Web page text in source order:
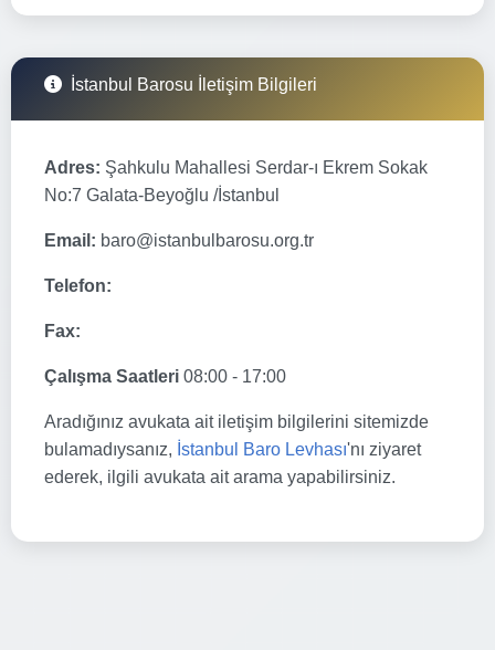
İstanbul Barosu İletişim Bilgileri
Adres: Şahkulu Mahallesi Serdar-ı Ekrem Sokak
No:7 Galata-Beyoğlu /İstanbul
Email: baro@istanbulbarosu.org.tr
Telefon:
Fax:
Çalışma Saatleri 08:00 - 17:00
Aradığınız avukata ait iletişim bilgilerini sitemizde
bulamadıysanız, İstanbul Baro Levhası'nı ziyaret
ederek, ilgili avukata ait arama yapabilirsiniz.